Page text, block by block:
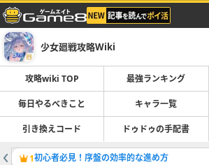
少女廻戦攻略Wiki
攻略wiki TOP 最強ランキング
毎日やるべきこと キャラ一覧
引き換えコード ドゥドゥの手配書
1初心者必見！序盤の効率的な進め方